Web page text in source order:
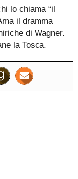
lo chiama “il
il dramma
di Wagner.
la Tosca.